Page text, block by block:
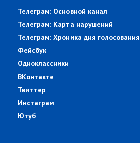
Телеграм: Основной канал
Телеграм: Карта нарушений
Телеграм: Хроника дня голосования
Фейсбук
Одноклассники
ВКонтакте
Твиттер
Инстаграм
Ютуб